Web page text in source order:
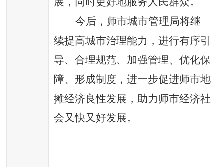
今后，师市城市管理局将继
续提高城市治理能力，进行有序引
导、合理规范、加强管理、优化保
障、形成制度，进一步促进师市地
摊经济良性发展，助力师市经济社
会又快又好发展。